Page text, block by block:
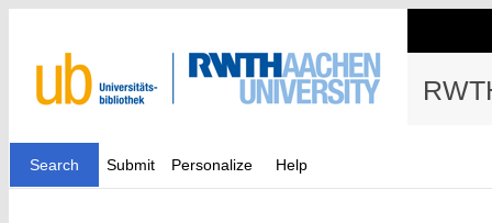
Search Submit Personalize Help